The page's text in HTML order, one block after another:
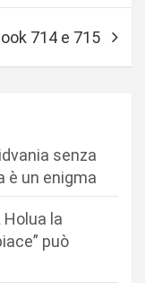
714 e 715
senza
è un enigma
la
può